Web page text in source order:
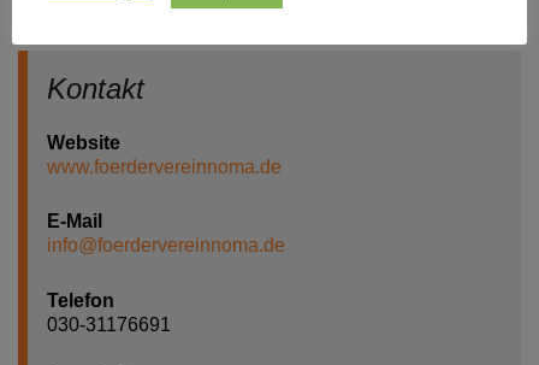
Kontakt
Website
www.foerdervereinnoma.de
E-Mail
info@foerdervereinnoma.de
Telefon
030-31176691